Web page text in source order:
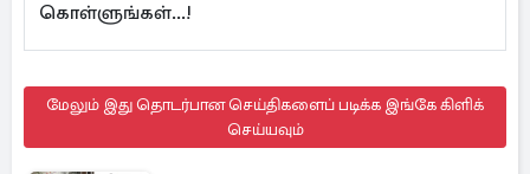
கொள்ளுங்கள்...!
மேலும் இது தொடர்பான செய்திகளைப் படிக்க இங்கே கிளிக்
செய்யவும்